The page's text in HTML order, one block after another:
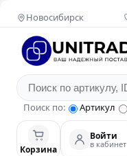
Новосибирск
Поиск по: Артикул
Корзина
Войти
в кабинет